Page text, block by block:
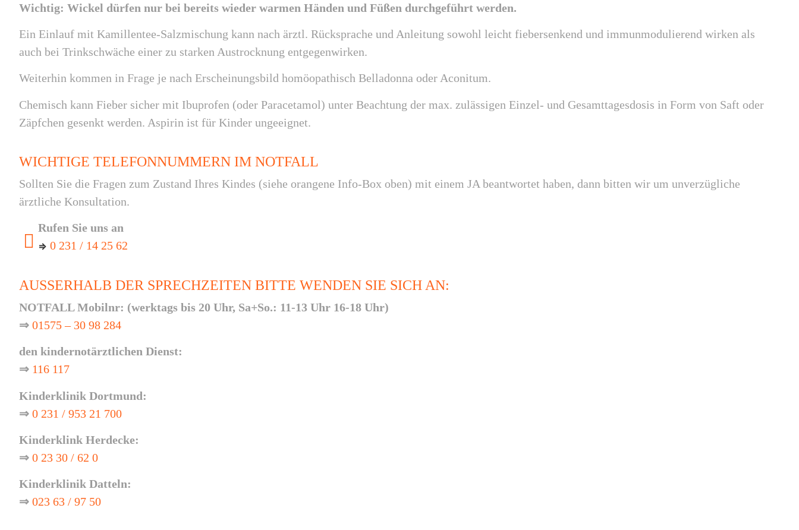
Wichtig: Wickel dürfen nur bei bereits wieder warmen Händen und Füßen durchgeführt werden.
Ein Einlauf mit Kamillentee-Salzmischung kann nach ärztl. Rücksprache und Anleitung sowohl leicht fiebersenkend und immunmodulierend wirken als
auch bei Trinkschwäche einer zu starken Austrocknung entgegenwirken.
Weiterhin kommen in Frage je nach Erscheinungsbild homöopathisch Belladonna oder Aconitum.
Chemisch kann Fieber sicher mit Ibuprofen (oder Paracetamol) unter Beachtung der max. zulässigen Einzel- und Gesamttagesdosis in Form von Saft oder
Zäpfchen gesenkt werden. Aspirin ist für Kinder ungeeignet.
WICHTIGE TELEFONNUMMERN IM NOTFALL
Sollten Sie die Fragen zum Zustand Ihres Kindes (siehe orangene Info-Box oben) mit einem JA beantwortet haben, dann bitten wir um unverzügliche
ärztliche Konsultation.
Rufen Sie uns an
⇒ 0 231 / 14 25 62
AUSSERHALB DER SPRECHZEITEN BITTE WENDEN SIE SICH AN:
NOTFALL Mobilnr: (werktags bis 20 Uhr, Sa+So.: 11-13 Uhr 16-18 Uhr)
⇒ 01575 – 30 98 284
den kindernotärztlichen Dienst:
⇒ 116 117
Kinderklinik Dortmund:
⇒ 0 231 / 953 21 700
Kinderklink Herdecke:
⇒ 0 23 30 / 62 0
Kinderklinik Datteln:
⇒ 023 63 / 97 50